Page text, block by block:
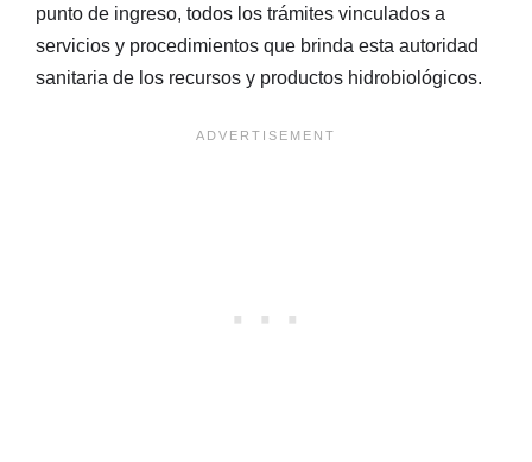
punto de ingreso, todos los trámites vinculados a
servicios y procedimientos que brinda esta autoridad
sanitaria de los recursos y productos hidrobiológicos.